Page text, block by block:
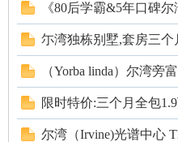
人
《80后学霸&5年口碑
尓湾独栋别墅,套房三
（Yorba linda）尔湾旁
限时特价:三个月全包
尔湾（Irvine)光谱中心